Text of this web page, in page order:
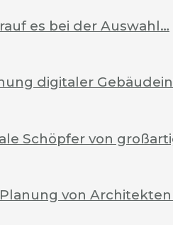
es bei der Auswahl…
digitaler
Schöpfer von
von